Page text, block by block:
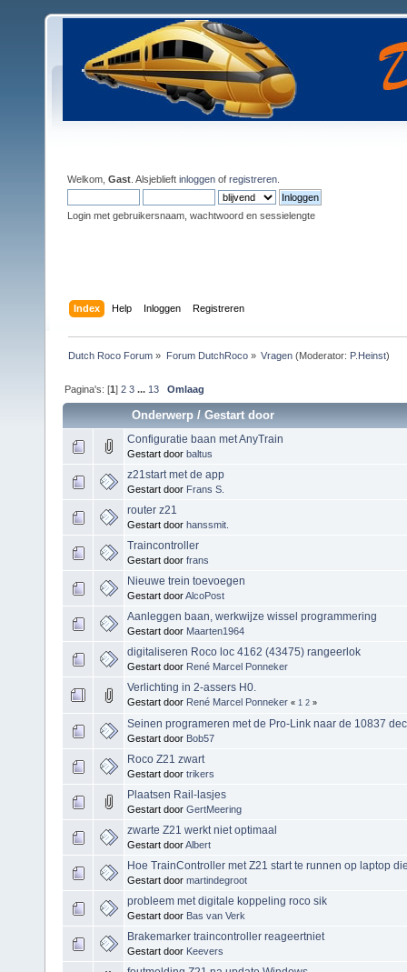
Welkom, Gast . Alsjeblieft inloggen of registreren
Login met gebruikersnaam, wachtwoord en sessielengte
Index Help Inloggen Registreren
Dutch Roco Forum » Forum DutchRoco» Vragen(Moderator: P.Heinst)
Pagina's: [1]2 3 ... 13 Omlaag
Onderwerp /Gestart door
Configuratie baan met AnyTrain
Gestart door baltus
z21start met de app
Gestart door Frans S.
router z21
Gestart door hanssmit.
Traincontroller
Gestart door frans
Nieuwe trein toevoegen
Gestart doorAlcoPost
Aanleggen baan, werkwijze wissel programmering
Gestart door Maarten1964
digitaliseren Roco loc 4162 (43475) rangeerlok
Gestart door René Marcel Ponneker
Verlichting in 2-assers H0.
Gestart door René Marcel Ponneker « 1 2 »
Seinen programeren met de Pro-Link naar de 10837
Gestart door Bob57
Roco Z21 zwart
Gestart door trikers
Plaatsen Rail-lasjes
Gestart door GertMeering
zwarte Z21 werkt niet optimaal
Gestart doorAlbert
Hoe TrainController met Z21 start te runnen op laptop
Gestart door martindegroot
probleem met digitale koppeling roco sik
Gestart door Bas van Verk
Brakemarker traincontroller reageertniet
Gestart door Keevers